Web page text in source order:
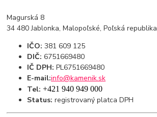
Magurská 8
34 480 Jablonka, Malopoľské, Poľská republika
IČO: 381 609 125
DIČ: 6751669480
IČ DPH: PL6751669480
E-mail:info@kamenik.sk
Tel:+421 940 949 000
Status: registrovaný platca DPH